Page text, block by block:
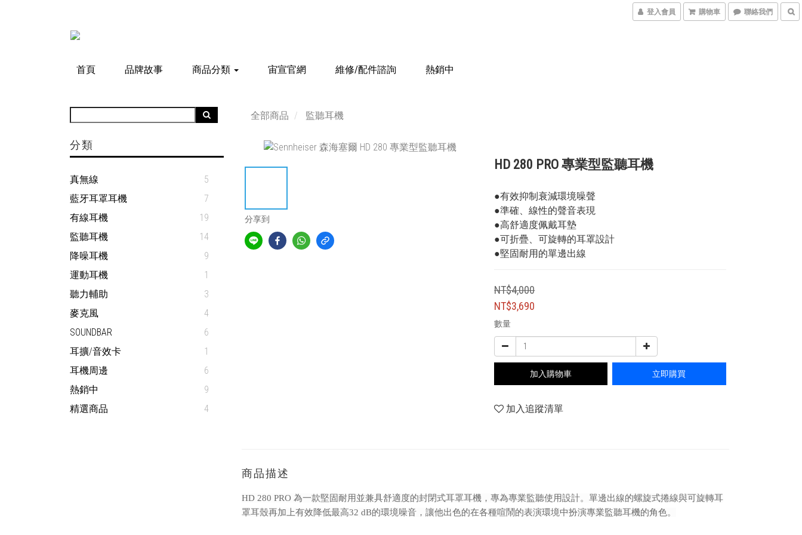
登入會員 購物車 聯絡我們
首頁 品牌故事 商品分類 宙宣官網 維修/配件諮詢 熱銷中
分類
真無線
5
藍牙耳罩耳機
7
有線耳機
19
監聽耳機
14
降噪耳機
9
運動耳機
1
聽力輔助
3
麥克風
4
SOUNDBAR
6
耳擴/音效卡
1
耳機周邊
6
熱銷中
9
精選商品
4
全部商品 監聽耳機
分享到
HD 280 PRO 專業型監聽耳機
●有效抑制衰減環境噪聲
●準確、線性的聲音表現
●高舒適度佩戴耳墊
●可折疊、可旋轉的耳罩設計
●堅固耐用的單邊出線
NT$4,000
NT$3,690
數量
加入購物車 立即購買
加入追蹤清單
商品描述
HD 280 PRO 為一款堅固耐用並兼具舒適度的封閉式耳罩耳機，專為專業監聽使用設計。單邊出線的螺旋式捲線與可旋轉耳
罩耳殼再加上有效降低最高32 dB的環境噪音，讓他出色的在各種喧鬧的表演環境中扮演專業監聽耳機的角色。